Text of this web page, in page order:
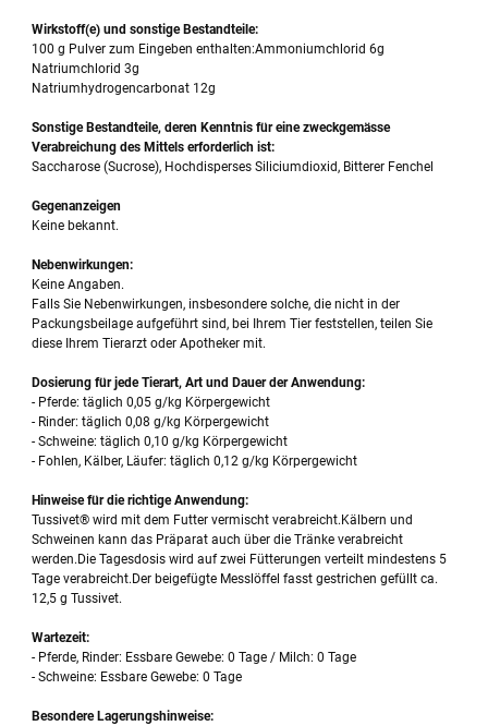
Wirkstoff(e) und sonstige Bestandteile:
100 g Pulver zum Eingeben enthalten:Ammoniumchlorid 6g
Natriumchlorid 3g
Natriumhydrogencarbonat 12g
Sonstige Bestandteile, deren Kenntnis für eine zweckgemässe
Verabreichung des Mittels erforderlich ist:
Saccharose (Sucrose), Hochdisperses Siliciumdioxid, Bitterer Fenchel
Gegenanzeigen
Keine bekannt.
Nebenwirkungen:
Keine Angaben.
Falls Sie Nebenwirkungen, insbesondere solche, die nicht in der
Packungsbeilage aufgeführt sind, bei Ihrem Tier feststellen, teilen Sie
diese Ihrem Tierarzt oder Apotheker mit.
Dosierung für jede Tierart, Art und Dauer der Anwendung:
- Pferde: täglich 0,05 g/kg Körpergewicht
- Rinder: täglich 0,08 g/kg Körpergewicht
- Schweine: täglich 0,10 g/kg Körpergewicht
- Fohlen, Kälber, Läufer: täglich 0,12 g/kg Körpergewicht
Hinweise für die richtige Anwendung:
Tussivet® wird mit dem Futter vermischt verabreicht.Kälbern und
Schweinen kann das Präparat auch über die Tränke verabreicht
werden.Die Tagesdosis wird auf zwei Fütterungen verteilt mindestens 5
Tage verabreicht.Der beigefügte Messlöffel fasst gestrichen gefüllt ca.
12,5 g Tussivet.
Wartezeit:
- Pferde, Rinder: Essbare Gewebe: 0 Tage / Milch: 0 Tage
- Schweine: Essbare Gewebe: 0 Tage
Besondere Lagerungshinweise: